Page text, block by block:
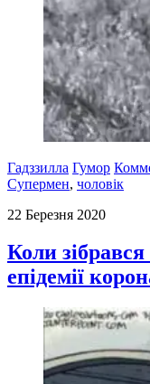
Гадззилла Гумор
Супермен, чоловік
22 Березня 2020
Коли
епідемії